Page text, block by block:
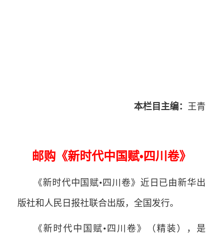
本栏目主编： 王青
邮购《新时代中国赋•四川卷》
《新时代中国赋•四川卷》近日已由新华出
版社和人民日报社联合出版，全国发行。
《新时代中国赋•四川卷》（精装），是